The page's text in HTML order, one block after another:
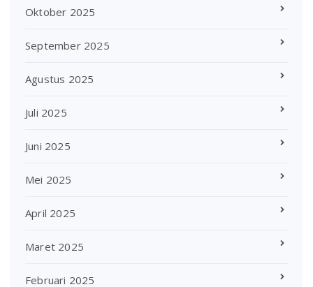
Oktober 2025
September 2025
Agustus 2025
Juli 2025
Juni 2025
Mei 2025
April 2025
Maret 2025
Februari 2025